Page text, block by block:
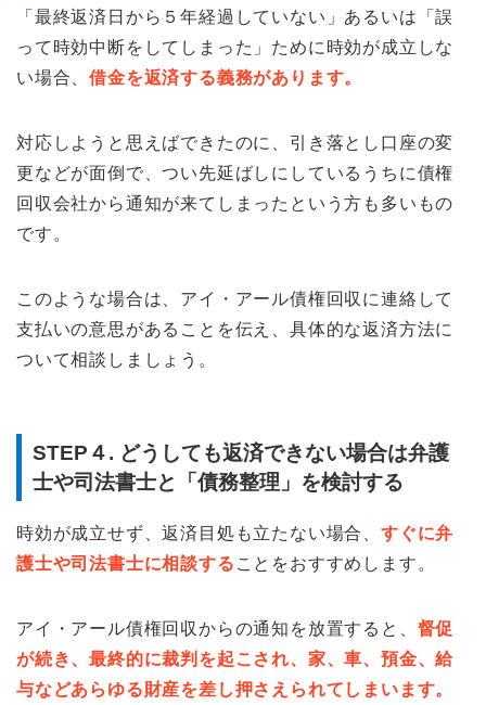
「最終返済日から５年経過していない」あるいは「誤
って時効中断をしてしまった」ために時効が成立しな
い場合、借金を返済する義務があります。
対応しようと思えばできたのに、引き落とし口座の変
更などが面倒で、つい先延ばしにしているうちに債権
回収会社から通知が来てしまったという方も多いもの
です。
このような場合は、アイ・アール債権回収に連絡して
支払いの意思があることを伝え、具体的な返済方法に
ついて相談しましょう。
STEP４. どうしても返済できない場合は弁護
士や司法書士と「債務整理」を検討する
時効が成立せず、返済目処も立たない場合、 すぐに弁
護士や司法書士に相談する ことをおすすめします。
アイ・アール債権回収からの通知を放置すると、 督促
が続き、最終的に裁判を起こされ、家、車、預金、給
与などあらゆる財産を差し押さえられてしまいます。